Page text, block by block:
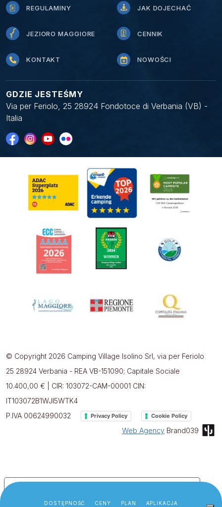
REGULAMINY JAK DOJECHAĆ
JEZIORO MAGGIORE CENNIK
KONTAKT NOWOŚCI
GDZIE JESTEŚMY
Via per Feriolo, 25 28924 Fondotoce di Verbania (VB) -
Italia
© Copyright 2026 Camping Village Isolino Srl, via per Feriolo
25 28924 Verbania - REA VB-151090; Capitale Sociale
10.400,00 € | CIR: 103072-CAM-00001 CIN:
IT103072B1WJI5WTK4
P.IVA 00624990032
Privacy Policy Cookie Policy
Web Agency Brand039
DOSTĘPNOŚĆ CENY PLAN APLIKACJA
Informativa sulla raccolta